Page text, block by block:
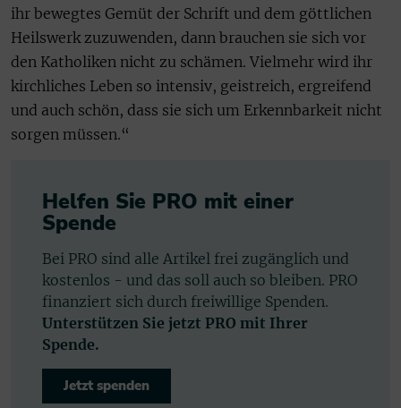
ihr bewegtes Gemüt der Schrift und dem göttlichen
Heilswerk zuzuwenden, dann brauchen sie sich vor
den Katholiken nicht zu schämen. Vielmehr wird ihr
kirchliches Leben so intensiv, geistreich, ergreifend
und auch schön, dass sie sich um Erkennbarkeit nicht
sorgen müssen.“
Helfen Sie PRO mit einer
Spende
Bei PRO sind alle Artikel frei zugänglich und
kostenlos - und das soll auch so bleiben. PRO
finanziert sich durch freiwillige Spenden.
Unterstützen Sie jetzt PRO mit Ihrer
Spende.
Jetzt spenden